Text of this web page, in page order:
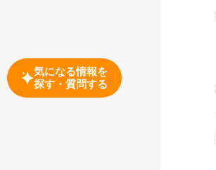
気になる情報を
探す・質問する